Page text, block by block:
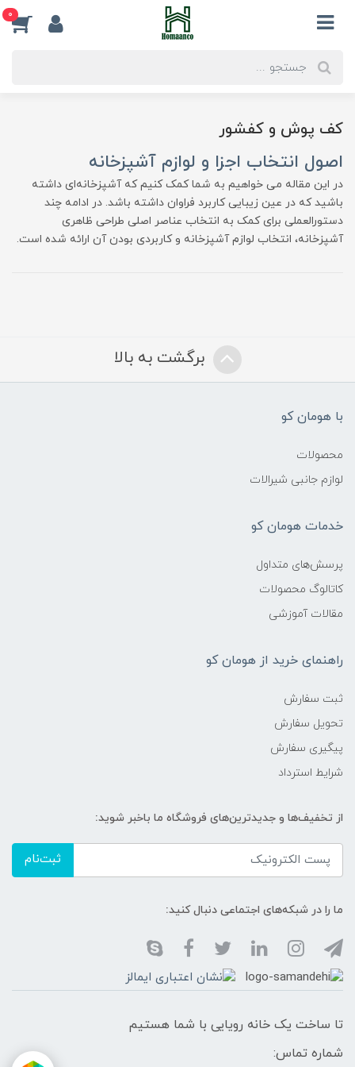
0
کف پوش و کفشور
اصول انتخاب اجزا و لوازم آشپزخانه
در این مقاله می خواهیم به شما کمک کنیم که آشپزخانه‌ای داشته
باشید که در عین زیبایی کاربرد فراوان داشته باشد. در ادامه چند
دستورالعملی برای کمک به انتخاب عناصر اصلی طراحی ظاهری
آشپزخانه، انتخاب لوازم آشپزخانه و کاربردی بودن آن ارائه شده است.
برگشت به بالا
با هومان کو
محصولات
لوازم جانبی شیرالات
خدمات هومان کو
پرسش‌های متداول
کاتالوگ محصولات
مقالات آموزشی
راهنمای خرید از هومان کو
ثبت سفارش
تحویل سفارش
پیگیری سفارش
شرایط استرداد
از تخفیف‌ها و جدیدترین‌های فروشگاه ما باخبر شوید:
ثبت‌نام
ما را در شبکه‌های اجتماعی دنبال کنید:
تا ساخت یک خانه رویایی با شما هستیم
شماره تماس: